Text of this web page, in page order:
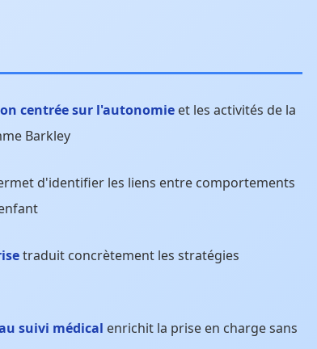
centrée sur l'autonomie et les activités de la
Barkley
d'identifier les liens entre comportements
traduit concrètement les stratégies
suivi médical enrichit la prise en charge sans